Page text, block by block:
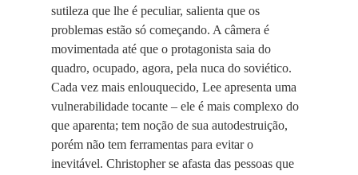
sutileza que lhe é peculiar, salienta que os
problemas estão só começando. A câmera é
movimentada até que o protagonista saia do
quadro, ocupado, agora, pela nuca do soviético.
Cada vez mais enlouquecido, Lee apresenta uma
vulnerabilidade tocante – ele é mais complexo do
que aparenta; tem noção de sua autodestruição,
porém não tem ferramentas para evitar o
inevitável. Christopher se afasta das pessoas que